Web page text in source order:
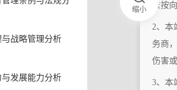
缩小
法按
2、本
务商
伤害
3、本